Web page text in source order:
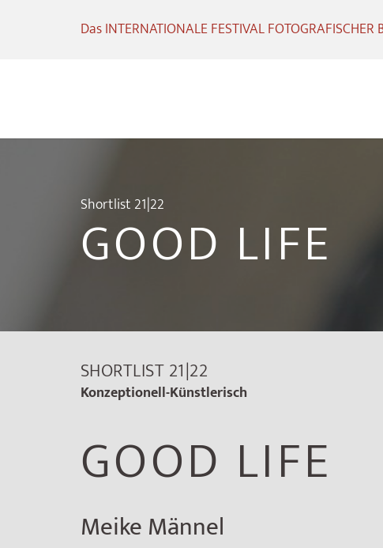
Das INTERNATIONALE FESTIVAL
Shortlist 21|22
GOOD LIFE
SHORTLIST 21|22
Konzeptionell-Künstlerisch
GOOD LIFE
Meike Männel